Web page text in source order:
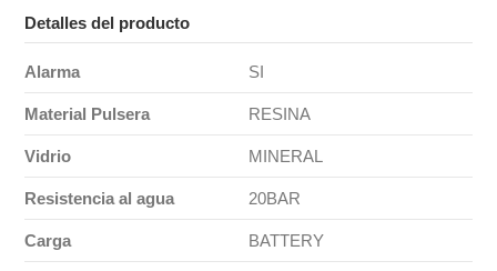
Detalles del producto
Alarma SI
Material Pulsera RESINA
Vidrio MINERAL
Resistencia al agua 20BAR
Carga BATTERY